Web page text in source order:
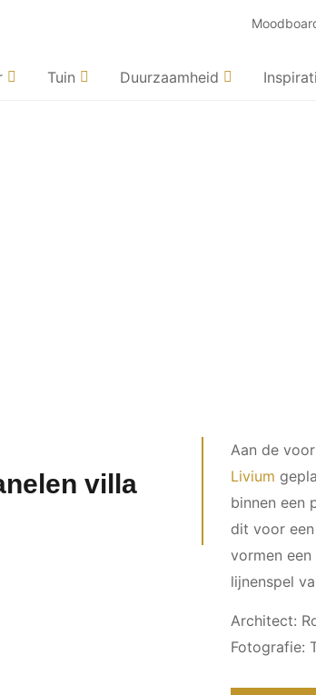
Tuin Duurzaamheid
villa
Aan de
Livium
binnen een
dit voor
vormen
lijnenspel
Architect:
Fotografie: